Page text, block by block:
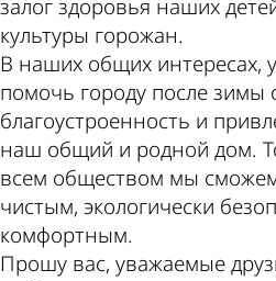
залог здоровья наших
культуры горожан.
В наших общих интересах,
помочь городу после
благоустроенность и
наш общий и родной дом.
всем обществом мы
чистым, экологически
комфортным.
Прошу вас, уважаемые